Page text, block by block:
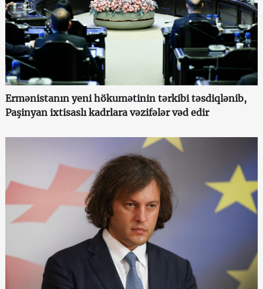
Ermənistanın yeni hökumətinin tərkibi təsdiqlənib,
Paşinyan ixtisaslı kadrlara vəzifələr vəd edir